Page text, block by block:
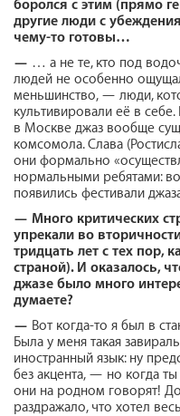
боролся с этим (прямо
другие люди с
чему-то готовы…
— … а не те, кто под
людей не особенно
меньшинство, — люди,
культивировали её в
в Москве джаз вообще
комсомола. Слава
они формально
нормальными ребятами:
появились фестивали
— Много критических
упрекали во
тридцать лет с тех пор,
страной). И оказалось,
джазе было много
думаете?
— Вот когда-то я был в
Была у меня такая
иностранный язык: ну
без акцента, — но когда
они на родном говорят!
раздражало, что хотел